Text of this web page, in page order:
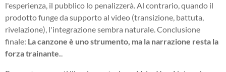
l'esperienza, il pubblico lo penalizzerà. Al contrario, quando il
prodotto funge da supporto al video (transizione, battuta,
rivelazione), l'integrazione sembra naturale. Conclusione
finale: La canzone è uno strumento, ma la narrazione resta la
forza trainante..